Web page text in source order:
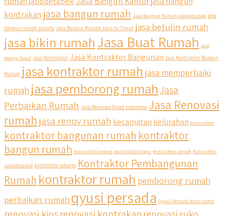
kontrakan jasa bangun rumah Jasa Bangun Rumah jabodetabek jasa
bangun rumah jakarta Jasa Bangun Rumah Jakarta Timur jasa betulin rumah
jasa bikin rumahJasa Buat Rumah jasa
design fasad Jasa Kontraktor Jasa Kontraktor Bangunan Jasa Kontraktor Bangun
Rumah jasa kontraktor rumah jasa memperbaiki
rumah jasa pemborong rumahJasa
Perbaikan Rumah Jasa Renovasi Fasad Indonesia Jasa Renovasi
rumah jasa renov rumah kecamatan kelurahan kontraktor
kontraktor bangunan rumah kontraktor
bangun rumah kontraktor bekasi kontraktor bogor kontraktor depok Kontraktor
Jabodetabek kontraktor jakarta Kontraktor Pembangunan
Rumah kontraktor rumah pemborong rumah
perbaikan rumah qyusi persada Qyusi Persada Kontraktor